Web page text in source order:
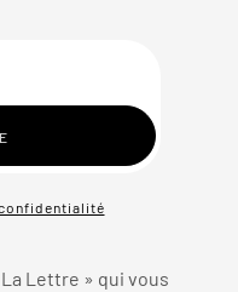
Lettre » qui vous